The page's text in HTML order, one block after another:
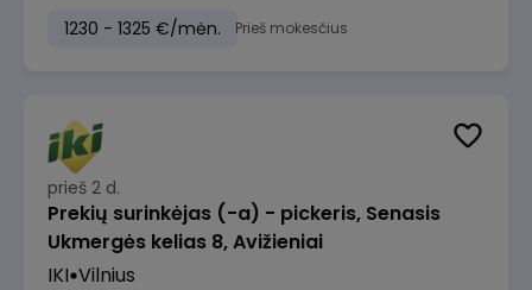
1230 - 1325 €/mėn. Prieš mokesčius
prieš 2 d.
Prekių surinkėjas (-a) - pickeris, Senasis
Ukmergės kelias 8, Avižieniai
IKI Vilnius